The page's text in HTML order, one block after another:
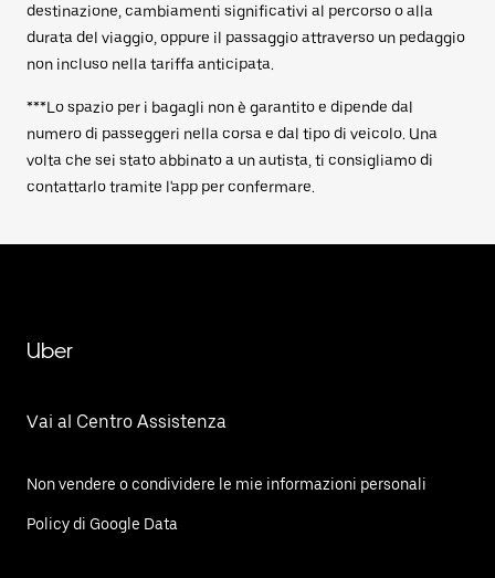
destinazione, cambiamenti significativi al percorso o alla
durata del viaggio, oppure il passaggio attraverso un pedaggio
non incluso nella tariffa anticipata.
***Lo spazio per i bagagli non è garantito e dipende dal
numero di passeggeri nella corsa e dal tipo di veicolo. Una
volta che sei stato abbinato a un autista, ti consigliamo di
contattarlo tramite l'app per confermare.
Uber
Vai al Centro Assistenza
Non vendere o condividere le mie informazioni personali
Policy di Google Data